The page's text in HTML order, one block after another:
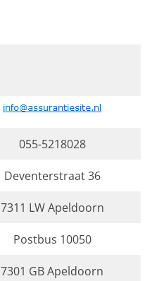
055-5218028
Deventerstraat 36
7311 LW Apeldoorn
Postbus 10050
7301 GB Apeldoorn